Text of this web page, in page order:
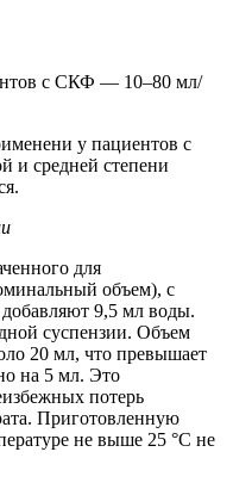
с СКФ — 10–80 мл/
у пациентов с
и средней степени
для
объем), с
9,5 мл воды.
суспензии. Объем
20 мл, что превышает
на 5 мл. Это
потерь
Приготовленную
не выше 25 °C не